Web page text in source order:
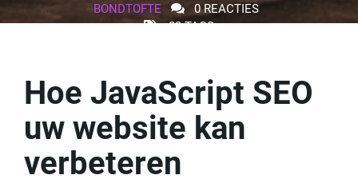
BONDTOFTE
0 REACTIES
23 TAGS
Hoe JavaScript SEO
uw website kan
verbeteren